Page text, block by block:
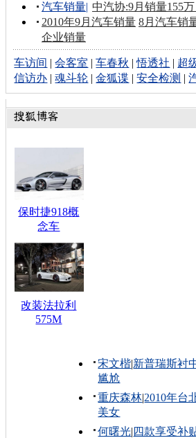
汽车销量| 中汽协:9月销量155
2010年9月汽车销量 8月汽车销
企业销量
车访间 |会客室 |车春秋 |悟透社 | 超
信访办 |魂斗轮 |金狐谍 |安全检测 |
保时捷918概
念车
改装法拉利
575M
宋文楷|新普瑞斯衬
尴尬
重庆森林|2010年台
美女
何曙光| 四款享受补